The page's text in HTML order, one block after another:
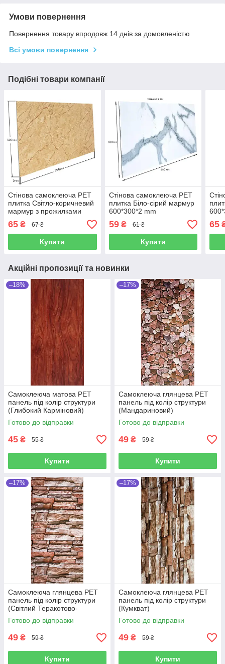
Умови повернення
Повернення товару впродовж 14 днів за домовленістю
Всі умови повернення
Подібні товари компанії
Стінова самоклеюча РЕТ
плитка Світло-коричневий
мармур з прожилками
600*300*2 mm
65 ₴ 67 ₴
Купити
Стінова самоклеюча РЕТ
плитка Біло-сірий мармур
600*300*2 mm
59₴ 61 ₴
Купити
65
Акційні пропозиції та новинки
–18%
Самоклеюча матова РЕТ
панель під колір структури
(Глибокий Карміновий)
Готово до відправки
45 ₴ 55 ₴
Купити
–17%
Самоклеюча глянцева РЕТ
панель під колір структури
(Мандариновий)
600х300х2,5мм
Готово до відправки
49 ₴ 59 ₴
Купити
–17%
Самоклеюча глянцева РЕТ
панель під колір структури
(Світлий Теракотово-
червоний) 600*300*2,5мм
Готово до відправки
49 ₴ 59 ₴
Купити
–17%
Самоклеюча глянцева РЕТ
панель під колір структури
(Кумкват)
Готово до відправки
49 ₴ 59 ₴
Купити